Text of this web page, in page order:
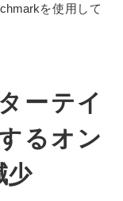
を使用して
ーテイ
るオン
少